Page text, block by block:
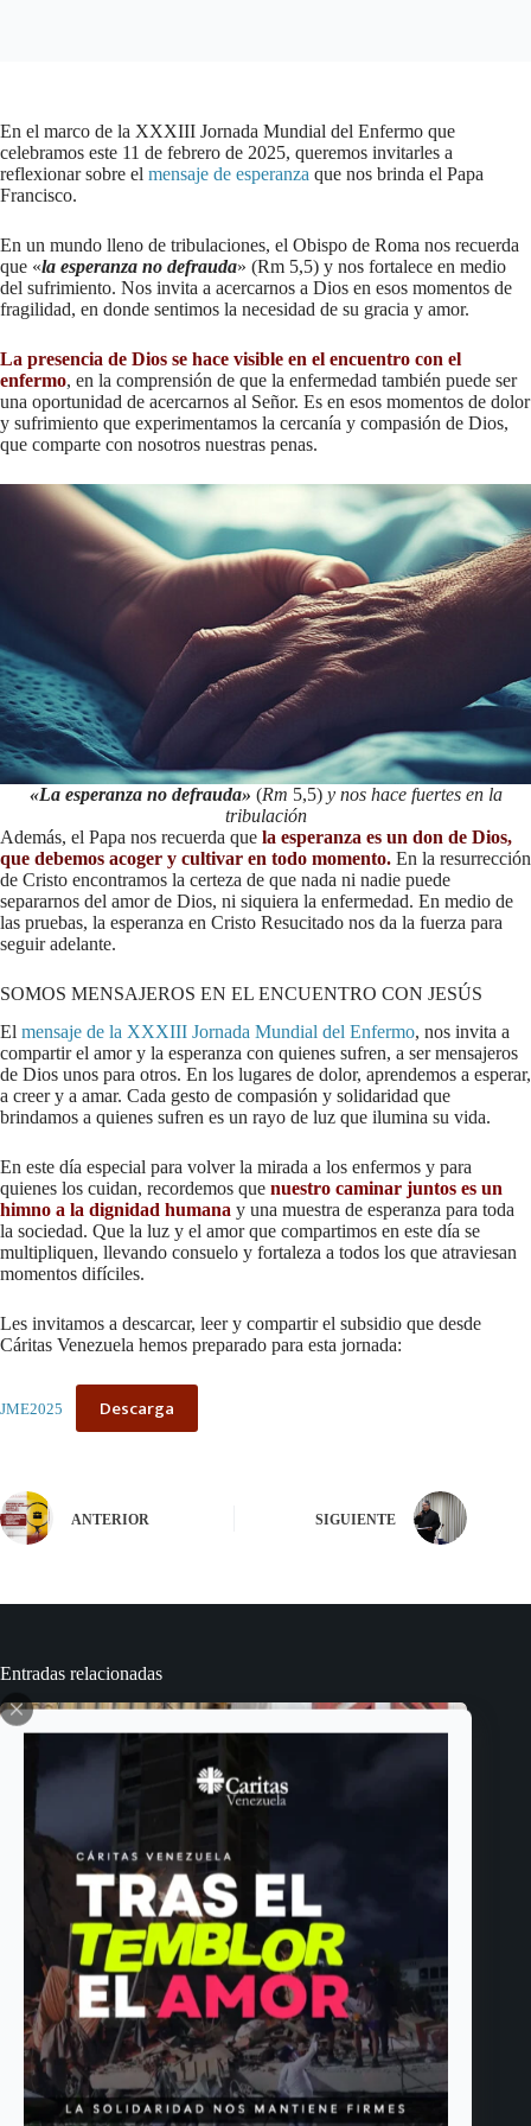
En el marco de la XXXIII Jornada Mundial del Enfermo que
celebramos este 11 de febrero de 2025, queremos invitarles a
reflexionar sobre el mensaje de esperanza que nos brinda el Papa
Francisco.
En un mundo lleno de tribulaciones, el Obispo de Roma nos recuerda
que «la esperanza no defrauda» (Rm 5,5) y nos fortalece en medio
del sufrimiento. Nos invita a acercarnos a Dios en esos momentos de
fragilidad, en donde sentimos la necesidad de su gracia y amor.
La presencia de Dios se hace visible en el encuentro con el
enfermo, en la comprensión de que la enfermedad también puede ser
una oportunidad de acercarnos al Señor. Es en esos momentos de dolor
y sufrimiento que experimentamos la cercanía y compasión de Dios,
que comparte con nosotros nuestras penas.
«La esperanza no defrauda» (Rm 5,5) y nos hace fuertes en la
tribulación
Además, el Papa nos recuerda que la esperanza es un don de Dios,
que debemos acoger y cultivar en todo momento. En la resurrección
de Cristo encontramos la certeza de que nada ni nadie puede
separarnos del amor de Dios, ni siquiera la enfermedad. En medio de
las pruebas, la esperanza en Cristo Resucitado nos da la fuerza para
seguir adelante.
SOMOS MENSAJEROS EN EL ENCUENTRO CON JESÚS
El mensaje de la XXXIII Jornada Mundial del Enfermo, nos invita a
compartir el amor y la esperanza con quienes sufren, a ser mensajeros
de Dios unos para otros. En los lugares de dolor, aprendemos a esperar,
a creer y a amar. Cada gesto de compasión y solidaridad que
brindamos a quienes sufren es un rayo de luz que ilumina su vida.
En este día especial para volver la mirada a los enfermos y para
quienes los cuidan, recordemos que nuestro caminar juntos es un
himno a la dignidad humana y una muestra de esperanza para toda
la sociedad. Que la luz y el amor que compartimos en este día se
multipliquen, llevando consuelo y fortaleza a todos los que atraviesan
momentos difíciles.
Les invitamos a descarcar, leer y compartir el subsidio que desde
Cáritas Venezuela hemos preparado para esta jornada:
JME2025 Descarga
ANTERIOR SIGUIENTE
Entradas relacionadas